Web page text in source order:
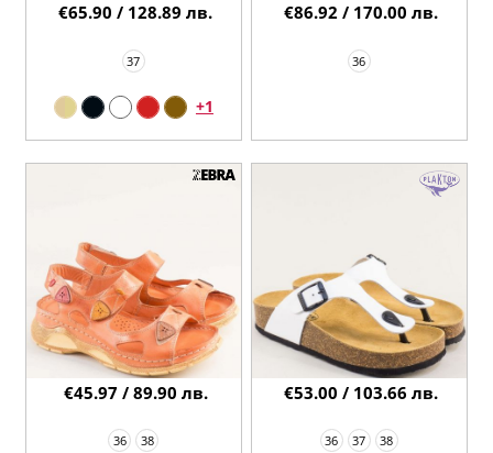
37
+1
€65.90 / 128.89 лв.
36
€86.92 / 170.00 лв.
36 38
€45.97 / 89.90 лв.
36 37 38
€53.00 / 103.66 лв.